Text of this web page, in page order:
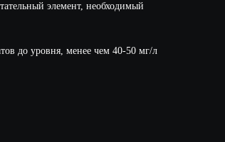
элемент, необходимый
до уровня, менее чем 40-50 мг/л